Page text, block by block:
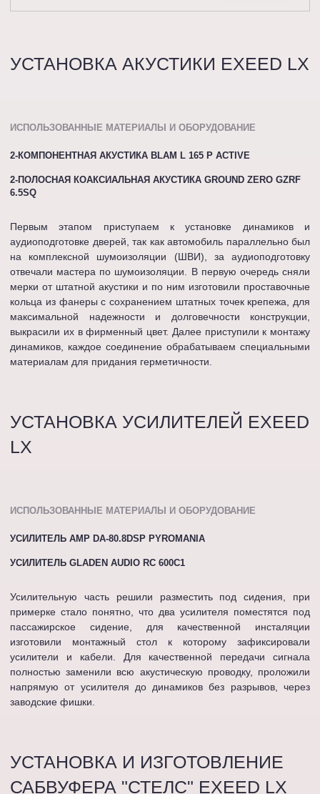
УСТАНОВКА АКУСТИКИ EXEED LX
ИСПОЛЬЗОВАННЫЕ МАТЕРИАЛЫ И ОБОРУДОВАНИЕ
2-КОМПОНЕНТНАЯ АКУСТИКА BLAM L 165 P ACTIVE
2-ПОЛОСНАЯ КОАКСИАЛЬНАЯ АКУСТИКА GROUND ZERO GZRF
6.5SQ
Первым этапом приступаем к установке динамиков и
аудиоподготовке дверей, так как автомобиль параллельно был
на комплексной шумоизоляции (ШВИ), за аудиоподготовку
отвечали мастера по шумоизоляции. В первую очередь сняли
мерки от штатной акустики и по ним изготовили проставочные
кольца из фанеры с сохранением штатных точек крепежа, для
максимальной надежности и долговечности конструкции,
выкрасили их в фирменный цвет. Далее приступили к монтажу
динамиков, каждое соединение обрабатываем специальными
материалам для придания герметичности.
УСТАНОВКА УСИЛИТЕЛЕЙ EXEED
LX
ИСПОЛЬЗОВАННЫЕ МАТЕРИАЛЫ И ОБОРУДОВАНИЕ
УСИЛИТЕЛЬ AMP DA-80.8DSP PYROMANIA
УСИЛИТЕЛЬ GLADEN AUDIO RC 600C1
Усилительную часть решили разместить под сидения, при
примерке стало понятно, что два усилителя поместятся под
пассажирское сидение, для качественной инсталяции
изготовили монтажный стол к которому зафиксировали
усилители и кабели. Для качественной передачи сигнала
полностью заменили всю акустическую проводку, проложили
напрямую от усилителя до динамиков без разрывов, через
заводские фишки.
УСТАНОВКА И ИЗГОТОВЛЕНИЕ
САБВУФЕРА "СТЕЛС" EXEED LX